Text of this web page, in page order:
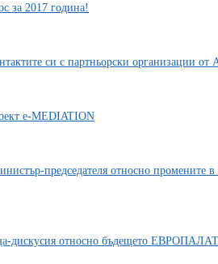
за 2017 година!
си с партньорски организации от
е-MEDIATION
председателя относно промените в
дискусия относно бъдещето